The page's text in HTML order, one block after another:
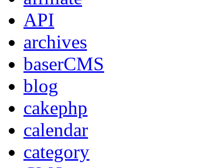
API
archives
baserCMS
blog
cakephp
calendar
category